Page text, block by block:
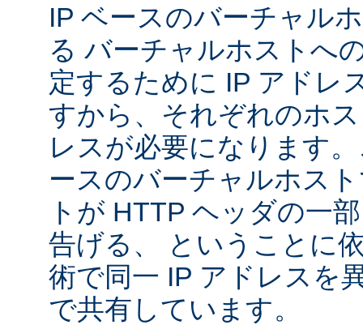
IP ベースのバーチャル
る バーチャルホストへ
定するために IP アドレ
すから、それぞれのホ
レスが必要になります
ースのバーチャルホス
トが HTTP ヘッダの一
告げる、 ということに
術で同一 IP アドレスを
で共有しています。